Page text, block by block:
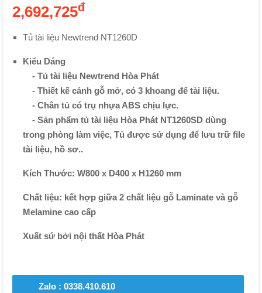
2,692,725đ
Tủ tài liệu Newtrend NT1260D
Kiểu Dáng
- Tủ tài liệu Newtrend Hòa Phát
- Thiết kế cánh gỗ mở, có 3 khoang để tài liệu.
- Chân tủ có trụ nhựa ABS chịu lực.
- Sản phẩm tủ tài liệu Hòa Phát NT1260SD dùng
trong phòng làm việc, Tủ được sử dụng để lưu trữ file
tài liệu, hồ sơ..
Kích Thước: W800 x D400 x H1260 mm
Chất liệu: kết hợp giữa 2 chất liệu gỗ Laminate và gỗ
Melamine cao cấp
Xuất sứ bởi nội thất Hòa Phát
Zalo : 0338.410.610